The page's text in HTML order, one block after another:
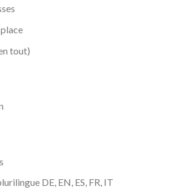
tout)
DE, EN, ES, FR, IT